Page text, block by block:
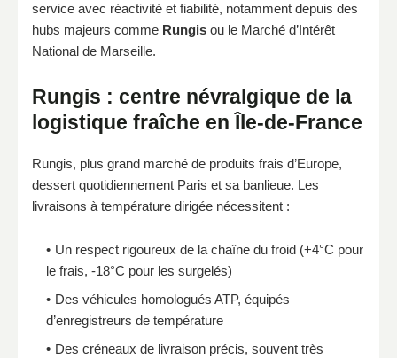
service avec réactivité et fiabilité, notamment depuis des
hubs majeurs comme Rungis ou le Marché d’Intérêt
National de Marseille.
Rungis : centre névralgique de la
logistique fraîche en Île-de-France
Rungis, plus grand marché de produits frais d’Europe,
dessert quotidiennement Paris et sa banlieue. Les
livraisons à température dirigée nécessitent :
Un respect rigoureux de la chaîne du froid (+4°C pour
le frais, -18°C pour les surgelés)
Des véhicules homologués ATP, équipés
d’enregistreurs de température
Des créneaux de livraison précis, souvent très